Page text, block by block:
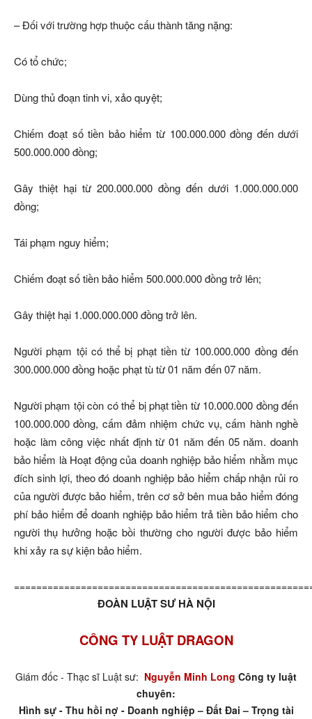
– Đối với trường hợp thuộc cấu thành tăng nặng:
Có tổ chức;
Dùng thủ đoạn tinh vi, xảo quyệt;
Chiếm đoạt số tiền bảo hiểm từ 100.000.000 đồng đến dưới
500.000.000 đồng;
Gây thiệt hại từ 200.000.000 đồng đến dưới 1.000.000.000
đồng;
Tái phạm nguy hiểm;
Chiếm đoạt số tiền bảo hiểm 500.000.000 đồng trở lên;
Gây thiệt hại 1.000.000.000 đồng trở lên.
Người phạm tội có thể bị phạt tiền từ 100.000.000 đồng đến
300.000.000 đồng hoặc phạt tù từ 01 năm đến 07 năm.
Người phạm tội còn có thể bị phạt tiền từ 10.000.000 đồng đến
100.000.000 đồng, cấm đảm nhiệm chức vụ, cấm hành nghề
hoặc làm công việc nhất định từ 01 năm đến 05 năm. doanh
bảo hiểm là Hoạt động của doanh nghiệp bảo hiểm nhằm mục
đích sinh lợi, theo đó doanh nghiệp bảo hiểm chấp nhận rủi ro
của người được bảo hiểm, trên cơ sở bên mua bảo hiểm đóng
phí bảo hiểm để doanh nghiệp bảo hiểm trả tiền bảo hiểm cho
người thụ hưởng hoặc bồi thường cho người được bảo hiểm
khi xảy ra sự kiện bảo hiểm.
ĐOÀN LUẬT SƯ HÀ NỘI
CÔNG TY LUẬT DRAGON
Giám đốc - Thạc sĩ Luật sư: Nguyễn Minh Long Công ty luật
chuyên:
Hình sự - Thu hồi nợ - Doanh nghiệp – Đất Đai – Trọng tài